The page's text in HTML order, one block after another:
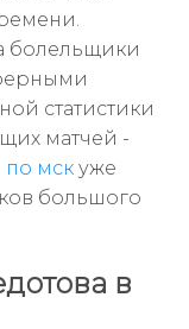
болельщики
статистики
матчей -
мск уже
большого
в